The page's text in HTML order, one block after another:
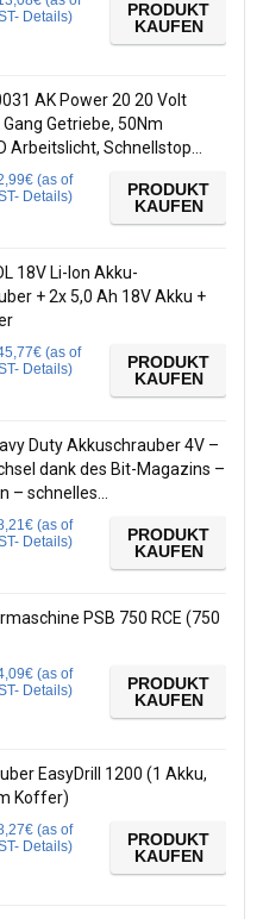
Details)
PRODUKT
KAUFEN
AK Power 20 20 Volt
Getriebe, 50Nm
Arbeitslicht, Schnellstop…
€ (as of
Details)
PRODUKT
KAUFEN
18V Li-Ion Akku-
+ 2x 5,0 Ah 18V Akku +
€ (as of
Details)
PRODUKT
KAUFEN
Duty Akkuschrauber 4V –
dank des Bit-Magazins –
– schnelles…
€ (as of
Details)
PRODUKT
KAUFEN
PSB 750 RCE (750
€ (as of
Details)
PRODUKT
KAUFEN
EasyDrill 1200 (1 Akku,
Koffer)
€ (as of
Details)
PRODUKT
KAUFEN